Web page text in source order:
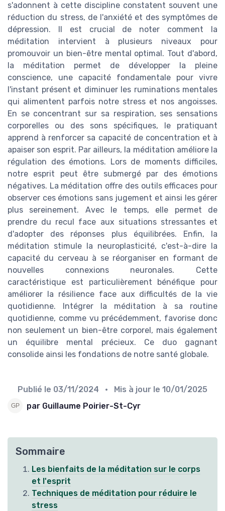
s'adonnent à cette discipline constatent souvent une
réduction du stress, de l'anxiété et des symptômes de
dépression. Il est crucial de noter comment la
méditation intervient à plusieurs niveaux pour
promouvoir un bien-être mental optimal. Tout d'abord,
la méditation permet de développer la pleine
conscience, une capacité fondamentale pour vivre
l'instant présent et diminuer les ruminations mentales
qui alimentent parfois notre stress et nos angoisses.
En se concentrant sur sa respiration, ses sensations
corporelles ou des sons spécifiques, le pratiquant
apprend à renforcer sa capacité de concentration et à
apaiser son esprit. Par ailleurs, la méditation améliore la
régulation des émotions. Lors de moments difficiles,
notre esprit peut être submergé par des émotions
négatives. La méditation offre des outils efficaces pour
observer ces émotions sans jugement et ainsi les gérer
plus sereinement. Avec le temps, elle permet de
prendre du recul face aux situations stressantes et
d'adopter des réponses plus équilibrées. Enfin, la
méditation stimule la neuroplasticité, c'est-à-dire la
capacité du cerveau à se réorganiser en formant de
nouvelles connexions neuronales. Cette
caractéristique est particulièrement bénéfique pour
améliorer la résilience face aux difficultés de la vie
quotidienne. Intégrer la méditation à sa routine
quotidienne, comme vu précédemment, favorise donc
non seulement un bien-être corporel, mais également
un équilibre mental précieux. Ce duo gagnant
consolide ainsi les fondations de notre santé globale.
Publié le 03/11/2024 • Mis à jour le 10/01/2025
par Guillaume Poirier-St-Cyr
Sommaire
Les bienfaits de la méditation sur le corps
et l'esprit
Techniques de méditation pour réduire le
stress